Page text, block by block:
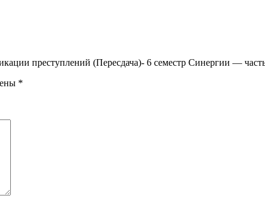
преступлений (Пересдача)- 6 семестр Синергии —
*